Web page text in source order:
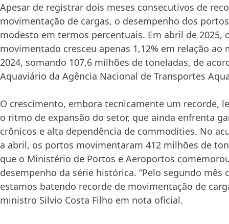
Apesar de registrar dois meses consecutivos de
movimentação de cargas, o desempenho dos
modesto em termos percentuais. Em abril de 2025,
movimentado cresceu apenas 1,12% em relação ao
2024, somando 107,6 milhões de toneladas, de
Aquaviário da Agência Nacional de Transportes
O crescimento, embora tecnicamente um recorde,
o ritmo de expansão do setor, que ainda enfrenta
crônicos e alta dependência de commodities. No
a abril, os portos movimentaram 412 milhões de
que o Ministério de Portos e Aeroportos
desempenho da série histórica. “Pelo segundo mês
estamos batendo recorde de movimentação de
ministro Silvio Costa Filho em nota oficial.